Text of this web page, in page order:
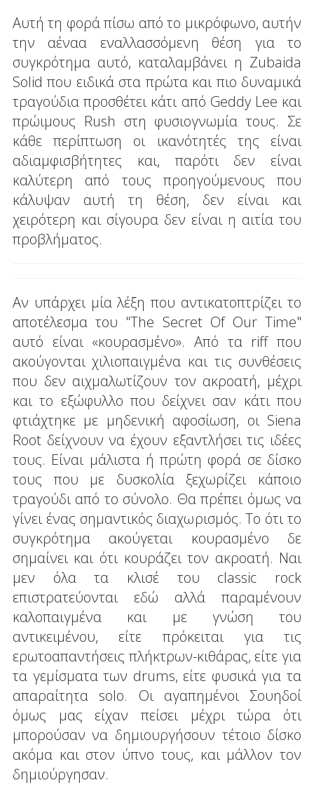
Αυτή τη φορά πίσω από το μικρόφωνο, αυτήν
την αέναα εναλλασσόμενη θέση για το
συγκρότημα αυτό, καταλαμβάνει η Zubaida
Solid που ειδικά στα πρώτα και πιο δυναμικά
τραγούδια προσθέτει κάτι από Geddy Lee και
πρώιμους Rush στη φυσιογνωμία τους. Σε
κάθε περίπτωση οι ικανότητές της είναι
αδιαμφισβήτητες και, παρότι δεν είναι
καλύτερη από τους προηγούμενους που
κάλυψαν αυτή τη θέση, δεν είναι και
χειρότερη και σίγουρα δεν είναι η αιτία του
προβλήματος.
Αν υπάρχει μία λέξη που αντικατοπτρίζει το
αποτέλεσμα του "The Secret Of Our Time"
αυτό είναι «κουρασμένο». Από τα riff που
ακούγονται χιλιοπαιγμένα και τις συνθέσεις
που δεν αιχμαλωτίζουν τον ακροατή, μέχρι
και το εξώφυλλο που δείχνει σαν κάτι που
φτιάχτηκε με μηδενική αφοσίωση, οι Siena
Root δείχνουν να έχουν εξαντλήσει τις ιδέες
τους. Είναι μάλιστα ή πρώτη φορά σε δίσκο
τους που με δυσκολία ξεχωρίζει κάποιο
τραγούδι από το σύνολο. Θα πρέπει όμως να
γίνει ένας σημαντικός διαχωρισμός. Το ότι το
συγκρότημα ακούγεται κουρασμένο δε
σημαίνει και ότι κουράζει τον ακροατή. Ναι
μεν όλα τα κλισέ του classic rock
επιστρατεύονται εδώ αλλά παραμένουν
καλοπαιγμένα και με γνώση του
αντικειμένου, είτε πρόκειται για τις
ερωτοαπαντήσεις πλήκτρων-κιθάρας, είτε για
τα γεμίσματα των drums, είτε φυσικά για τα
απαραίτητα solo. Οι αγαπημένοι Σουηδοί
όμως μας είχαν πείσει μέχρι τώρα ότι
μπορούσαν να δημιουργήσουν τέτοιο δίσκο
ακόμα και στον ύπνο τους, και μάλλον τον
δημιούργησαν.